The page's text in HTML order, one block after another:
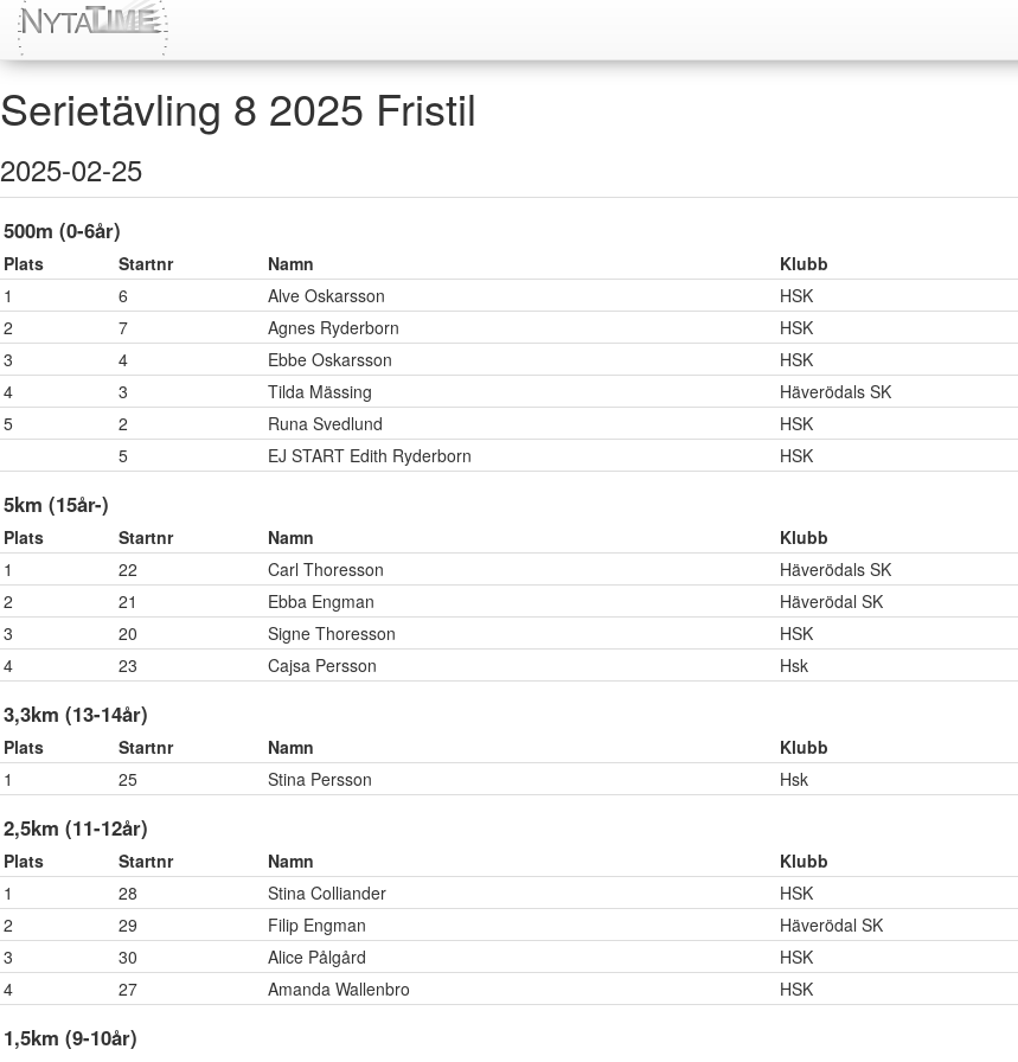
Serietävling 8 2025 Fristil
2025-02-25
500m (0-6år)
Plats Startnr Namn
Klubb
1
6 Alve Oskarsson HSK
2
7 Agnes Ryderborn HSK
3
4 Ebbe Oskarsson HSK
4
3 Tilda Mässing Häverödals SK
5
2 Runa Svedlund HSK
5
EJ START Edith Ryderborn HSK
5km (15år-)
Plats Startnr Namn
Klubb
1
22 Carl Thoresson Häverödals SK
2
21 Ebba Engman Häverödal SK
3
20 Signe Thoresson HSK
4
23 Cajsa Persson Hsk
3,3km (13-14år)
Plats Startnr Namn
Klubb
1
25 Stina Persson Hsk
2,5km (11-12år)
Plats Startnr Namn
Klubb
1
28 Stina Colliander HSK
2
29 Filip Engman Häverödal SK
3
30 Alice Pålgård HSK
4
27 Amanda Wallenbro HSK
1,5km (9-10år)